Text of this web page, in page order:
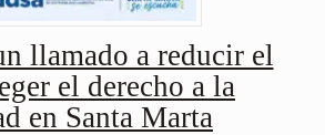
llamado a reducir el
el derecho a la
en Santa Marta